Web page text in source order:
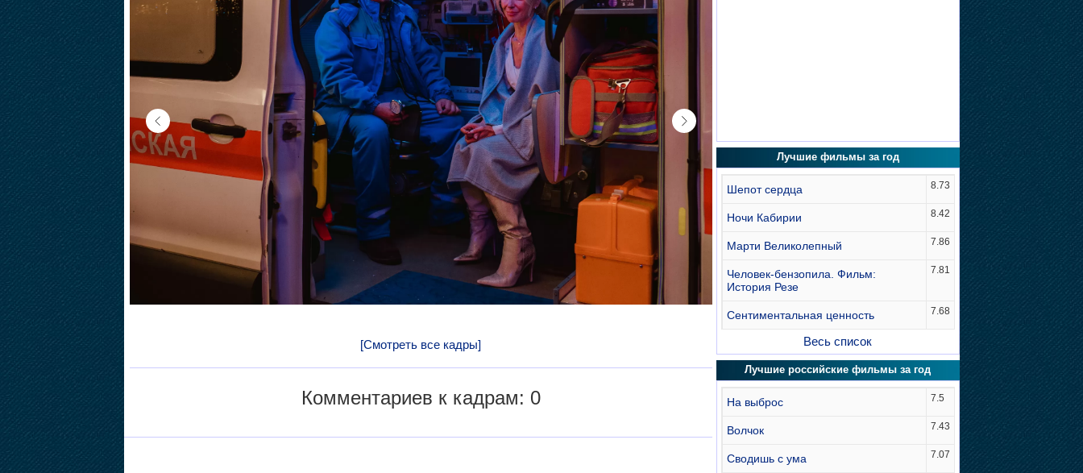
[Смотреть все кадры]
Комментариев к кадрам: 0
Лучшие фильмы за год
Шепот сердца 8.73
Ночи Кабирии 8.42
Марти Великолепный 7.86
Человек-бензопила. Фильм:
История Резе
7.81
Сентиментальная ценность 7.68
Весь список
Лучшие российские фильмы за год
На выброс 7.5
Волчок 7.43
Сводишь с ума 7.07